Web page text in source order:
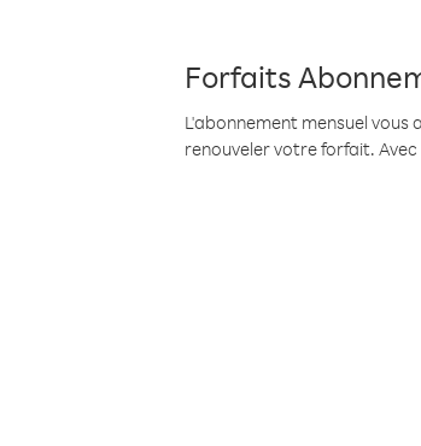
Forfaits
L'abonnement mensuel
renouveler votre forfait. Avec